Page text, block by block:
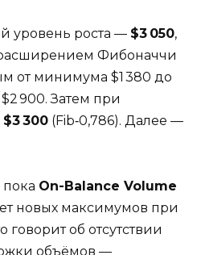
уровень роста — $3 050,
Фибоначчи
от минимума $1 380 до
900. Затем при
$3 300 (Fib‑0,786). Далее —
On-Balance Volume
новых максимумов при
говорит об отсутствии
объёмов —